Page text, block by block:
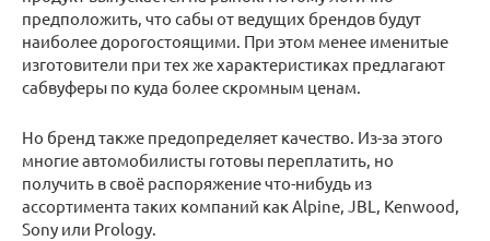
предположить, что сабы от ведущих брендов будут
наиболее дорогостоящими. При этом менее именитые
изготовители при тех же характеристиках предлагают
сабвуферы по куда более скромным ценам.
Но бренд также предопределяет качество. Из-за этого
многие автомобилисты готовы переплатить, но
получить в своё распоряжение что-нибудь из
ассортимента таких компаний как Alpine, JBL, Kenwood,
Sony или Prology.